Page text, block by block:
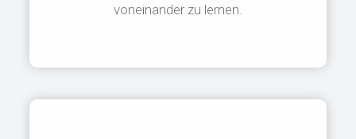
voneinander zu lernen.